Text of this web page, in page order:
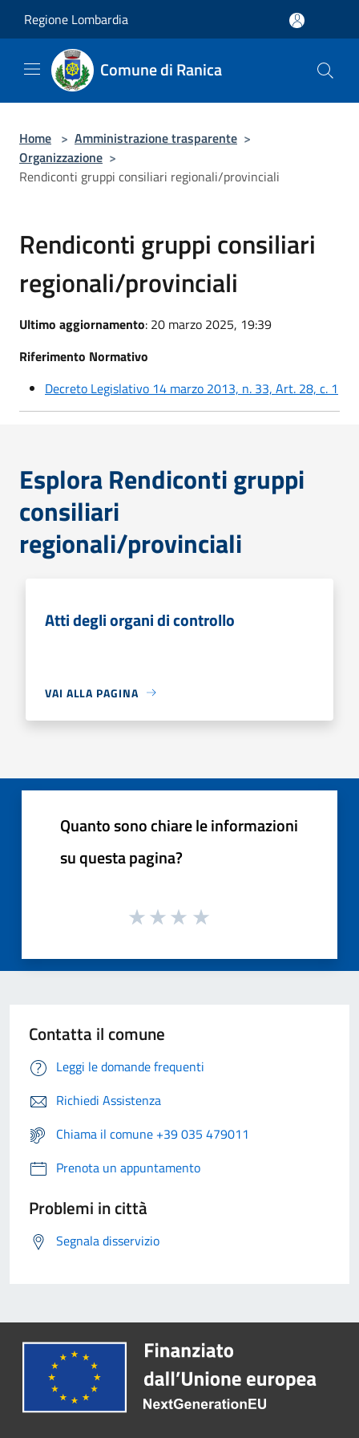
Regione Lombardia
Comune di Ranica
Home > Amministrazione trasparente >
Organizzazione >
Rendiconti gruppi consiliari regionali/provinciali
Rendiconti gruppi consiliari
regionali/provinciali
Ultimo aggiornamento: 20 marzo 2025, 19:39
Riferimento Normativo
Decreto Legislativo 14 marzo 2013, n. 33, Art. 28, c. 1
Esplora Rendiconti gruppi
consiliari
regionali/provinciali
Atti degli organi di controllo
VAI ALLA PAGINA
Quanto sono chiare le informazioni
su questa pagina?
Contatta il comune
Leggi le domande frequenti
Richiedi Assistenza
Chiama il comune +39 035 479011
Prenota un appuntamento
Problemi in città
Segnala disservizio